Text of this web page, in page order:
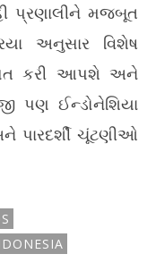
પ્રણાલીને મજબૂત
અનુસાર વિશેષ
કરી આપશે અને
પણ ઈન્ડોનેશિયા
પારદર્શી ચૂંટણીઓ